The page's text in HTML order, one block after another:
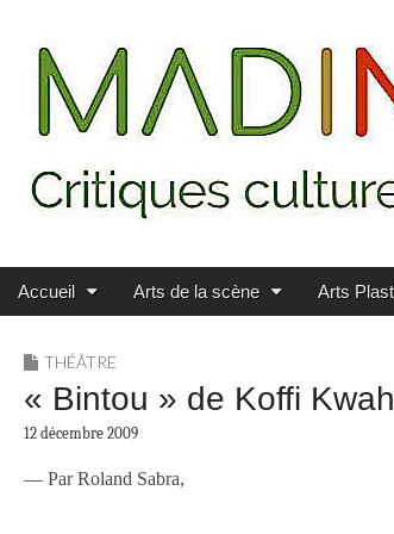
MADININ'ART
Main menu
Skip to content
Accueil Arts de la scène Arts
THÉÂTRE
« Bintou » de Koffi
12 décembre 2009
— Par Roland Sabra,